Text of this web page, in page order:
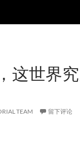
这世界
TEAM 留下评论